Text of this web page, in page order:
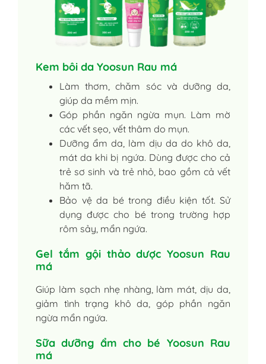
Kem bôi da Yoosun Rau má
Làm thơm, chăm sóc và dưỡng da,
giúp da mềm mịn.
Góp phần ngăn ngừa mụn. Làm mờ
các vết sẹo, vết thâm do mụn.
Dưỡng ẩm da, làm dịu da do khô da,
mát da khi bị ngứa. Dùng được cho cả
trẻ sơ sinh và trẻ nhỏ, bao gồm cả vết
hăm tã.
Bảo vệ da bé trong điều kiện tốt. Sử
dụng được cho bé trong trường hợp
rôm sảy, mẩn ngứa.
Gel tắm gội thảo dược Yoosun Rau
má
Giúp làm sạch nhẹ nhàng, làm mát, dịu da,
giảm tình trạng khô da, góp phần ngăn
ngừa mẩn ngứa.
Sữa dưỡng ẩm cho bé Yoosun Rau
má